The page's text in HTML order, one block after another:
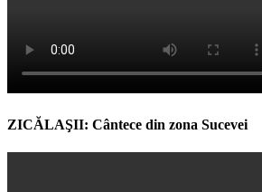
ZICĂLAŞII: Cântece din zona Sucevei